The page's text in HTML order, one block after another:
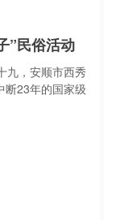
”民俗活动
九，安顺市西秀
断23年的国家级